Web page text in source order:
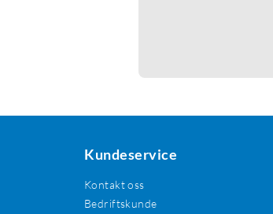
Kundeservice
Kontakt oss
Bedriftskunde